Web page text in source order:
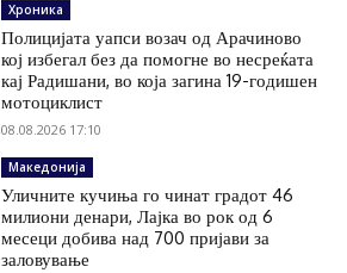
Хроника
Полицијата уапси возач од Арачиново
кој избегал без да помогне во несреќата
кај Радишани, во која загина 19-годишен
мотоциклист
08.08.2026 17:10
Македонија
Уличните кучиња го чинат градот 46
милиони денари, Лајка во рок од 6
месеци добива над 700 пријави за
заловување